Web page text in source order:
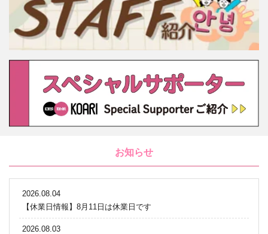
お知らせ
2026.08.04
【休業日情報】8月11日は休業日です
2026.08.03